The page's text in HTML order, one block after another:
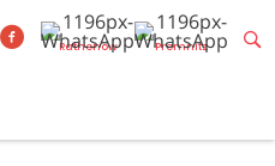
Rathenow Premnitz